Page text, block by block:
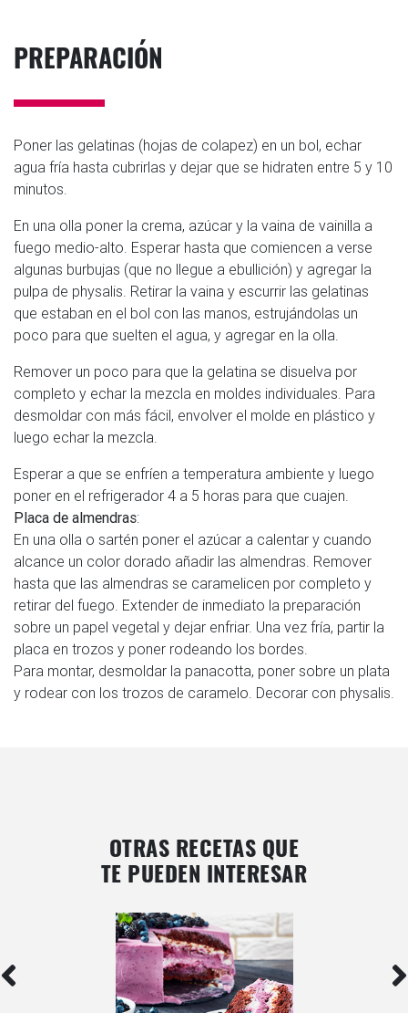
PREPARACIÓN
Poner las gelatinas (hojas de colapez) en un bol, echar
agua fría hasta cubrirlas y dejar que se hidraten entre 5 y 10
minutos.
En una olla poner la crema, azúcar y la vaina de vainilla a
fuego medio-alto. Esperar hasta que comiencen a verse
algunas burbujas (que no llegue a ebullición) y agregar la
pulpa de physalis. Retirar la vaina y escurrir las gelatinas
que estaban en el bol con las manos, estrujándolas un
poco para que suelten el agua, y agregar en la olla.
Remover un poco para que la gelatina se disuelva por
completo y echar la mezcla en moldes individuales. Para
desmoldar con más fácil, envolver el molde en plástico y
luego echar la mezcla.
Esperar a que se enfríen a temperatura ambiente y luego
poner en el refrigerador 4 a 5 horas para que cuajen.
Placa de almendras:
En una olla o sartén poner el azúcar a calentar y cuando
alcance un color dorado añadir las almendras. Remover
hasta que las almendras se caramelicen por completo y
retirar del fuego. Extender de inmediato la preparación
sobre un papel vegetal y dejar enfriar. Una vez fría, partir la
placa en trozos y poner rodeando los bordes.
Para montar, desmoldar la panacotta, poner sobre un plata
y rodear con los trozos de caramelo. Decorar con physalis.
OTRAS RECETAS QUE
TE PUEDEN INTERESAR